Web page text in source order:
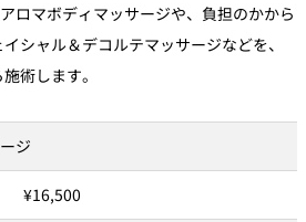
ロマボディマッサージや、負担のかから
シャル＆デコルテマッサージなどを、
術します。
ッサージ
¥16,500